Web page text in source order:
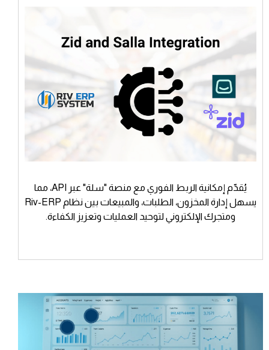
يُقدّم إمكانية الربط الفوري مع منصة "سلة" عبر API، مما
يسهل إدارة المخزون، الطلبات، والمبيعات بين نظام Riv-ERP
ومتجرك الإلكتروني لتوحيد العمليات وتعزيز الكفاءة.